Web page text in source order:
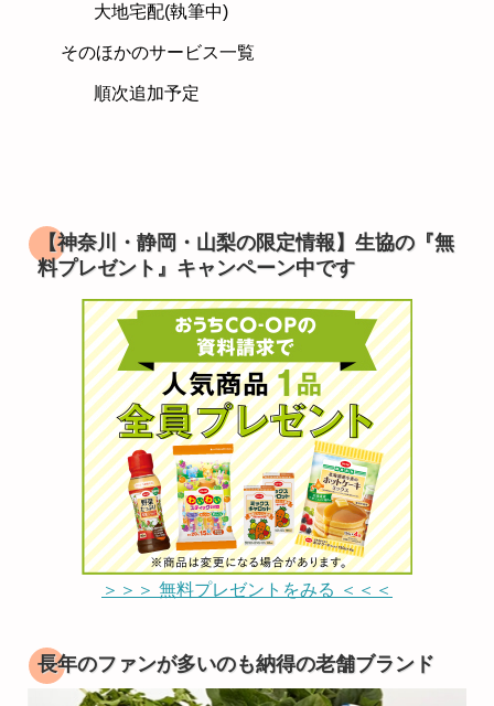
大地宅配(執筆中)
そのほかのサービス一覧
順次追加予定
【神奈川・静岡・山梨の限定情報】生協の『無
料プレゼント』キャンペーン中です
＞＞＞ 無料プレゼントをみる ＜＜＜
長年のファンが多いのも納得の老舗ブランド